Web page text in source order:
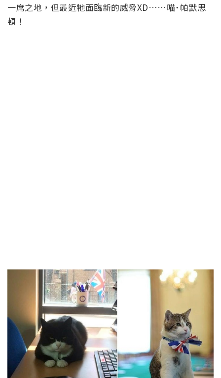
一席之地，但最近牠面臨新的威脅XD……喵˙帕默思
頓！